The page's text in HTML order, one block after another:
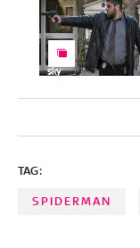
TAG:
SPIDERMAN